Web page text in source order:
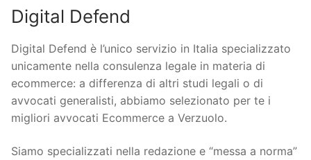
Digital Defend
Digital Defend è l’unico servizio in Italia specializzato
unicamente nella consulenza legale in materia di
ecommerce: a differenza di altri studi legali o di
avvocati generalisti, abbiamo selezionato per te i
migliori avvocati Ecommerce a Verzuolo.
Siamo specializzati nella redazione e “messa a norma”